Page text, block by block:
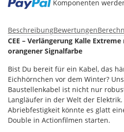
Komponenten
BeschreibungBewertungen
CEE – Verlängerung Kalle
orangener Signalfarbe
Bist Du bereit für ein Kabel, das
Eichhörnchen vor dem Winter?
Baustellenkabel ist nicht nur
Langläufer in der Welt der
Abriebfestigkeit könnte es glatt
Double in Actionfilmen starten.